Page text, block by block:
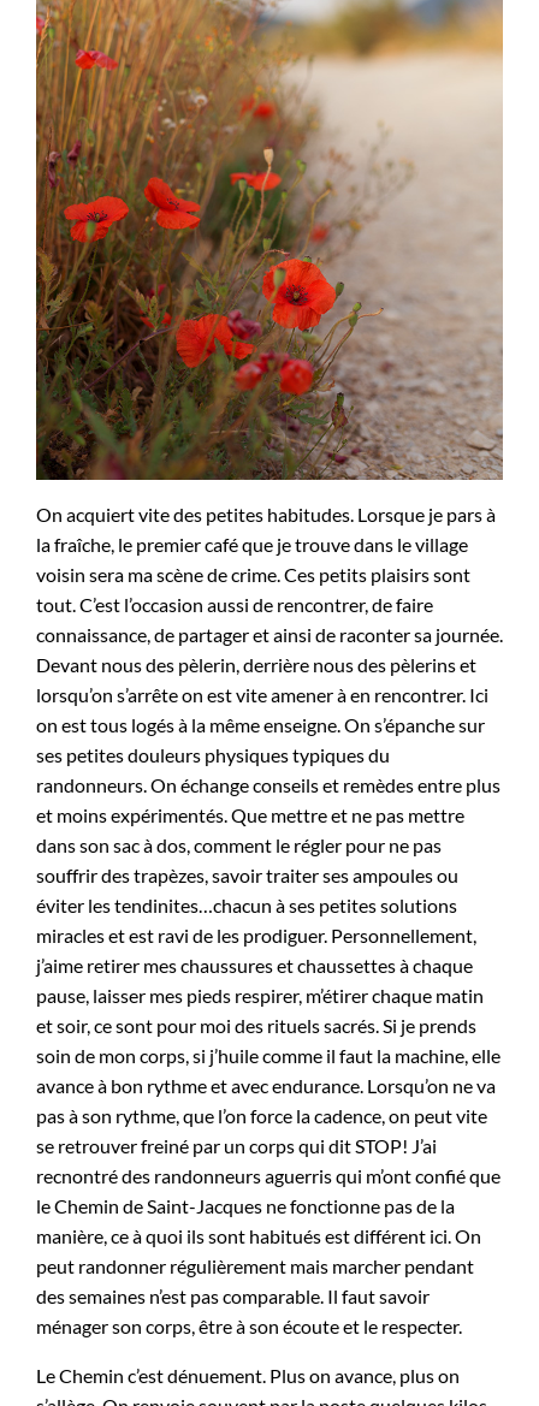
On acquiert vite des petites habitudes. Lorsque je pars à
la fraîche, le premier café que je trouve dans le village
voisin sera ma scène de crime. Ces petits plaisirs sont
tout. C’est l’occasion aussi de rencontrer, de faire
connaissance, de partager et ainsi de raconter sa journée.
Devant nous des pèlerin, derrière nous des pèlerins et
lorsqu’on s’arrête on est vite amener à en rencontrer. Ici
on est tous logés à la même enseigne. On s’épanche sur
ses petites douleurs physiques typiques du
randonneurs. On échange conseils et remèdes entre plus
et moins expérimentés. Que mettre et ne pas mettre
dans son sac à dos, comment le régler pour ne pas
souffrir des trapèzes, savoir traiter ses ampoules ou
éviter les tendinites…chacun à ses petites solutions
miracles et est ravi de les prodiguer. Personnellement,
j’aime retirer mes chaussures et chaussettes à chaque
pause, laisser mes pieds respirer, m’étirer chaque matin
et soir, ce sont pour moi des rituels sacrés. Si je prends
soin de mon corps, si j’huile comme il faut la machine, elle
avance à bon rythme et avec endurance. Lorsqu’on ne va
pas à son rythme, que l’on force la cadence, on peut vite
se retrouver freiné par un corps qui dit STOP! J’ai
recnontré des randonneurs aguerris qui m’ont confié que
le Chemin de Saint-Jacques ne fonctionne pas de la
manière, ce à quoi ils sont habitués est différent ici. On
peut randonner régulièrement mais marcher pendant
des semaines n’est pas comparable. Il faut savoir
ménager son corps, être à son écoute et le respecter.
Le Chemin c’est dénuement. Plus on avance, plus on